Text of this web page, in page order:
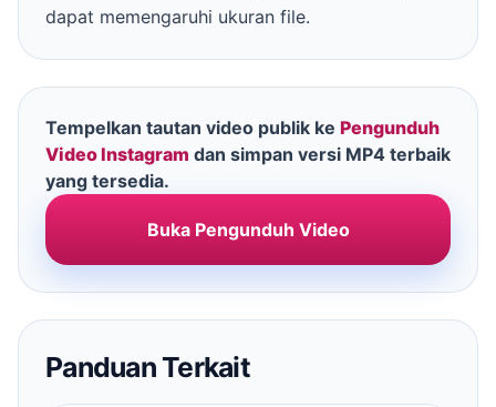
dapat memengaruhi ukuran file.
Tempelkan tautan video publik ke Pengunduh
Video Instagram dan simpan versi MP4 terbaik
yang tersedia.
Buka Pengunduh Video
Panduan Terkait